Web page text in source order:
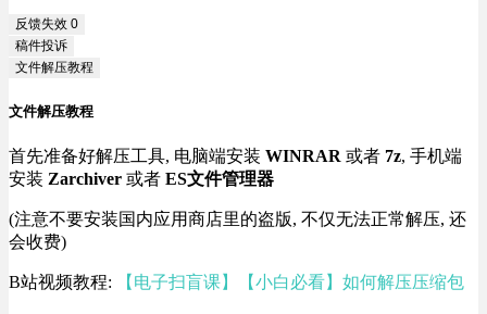
反馈失效 0
稿件投诉
文件解压教程
文件解压教程
首先准备好解压工具, 电脑端安装 WINRAR 或者 7z, 手机端
安装 Zarchiver 或者 ES文件管理器
(注意不要安装国内应用商店里的盗版, 不仅无法正常解压, 还
会收费)
B站视频教程: 【电子扫盲课】【小白必看】如何解压压缩包